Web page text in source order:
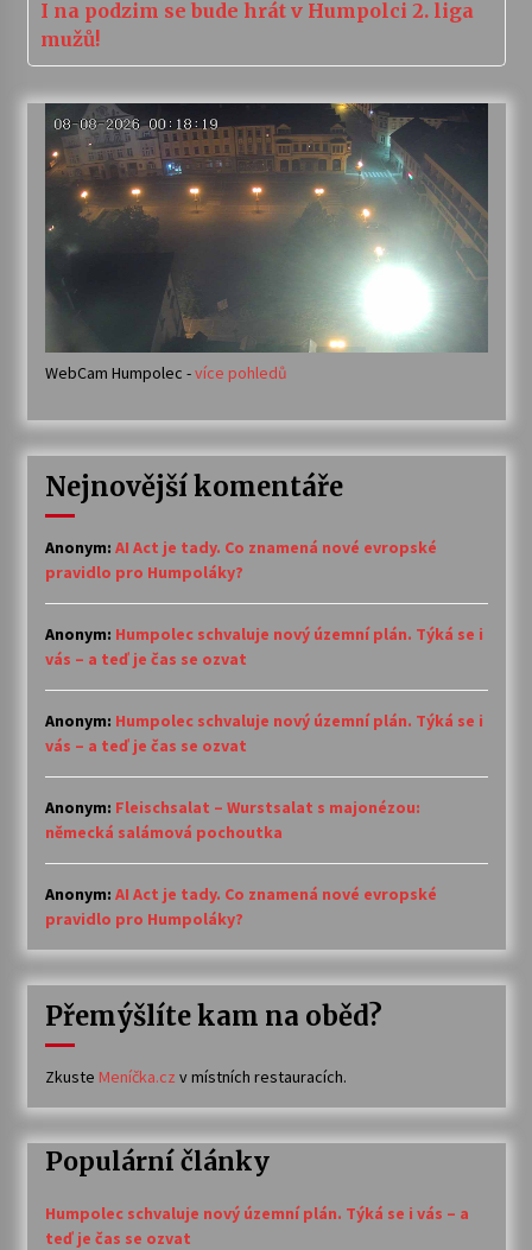
I na podzim se bude hrát v Humpolci 2. liga
mužů!
WebCam Humpolec -více pohledů
Nejnovější komentáře
Anonym: AI Act je tady. Co znamená nové evropské
pravidlo pro Humpoláky?
Anonym: Humpolec schvaluje nový územní plán. Týká se i
vás – a teď je čas se ozvat
Anonym: Humpolec schvaluje nový územní plán. Týká se i
vás – a teď je čas se ozvat
Anonym: Fleischsalat – Wurstsalat s majonézou:
německá salámová pochoutka
Anonym: AI Act je tady. Co znamená nové evropské
pravidlo pro Humpoláky?
Přemýšlíte kam na oběd?
Zkuste Meníčka.cz v místních restauracích.
Populární články
Humpolec schvaluje nový územní plán. Týká se i vás – a
teď je čas se ozvat